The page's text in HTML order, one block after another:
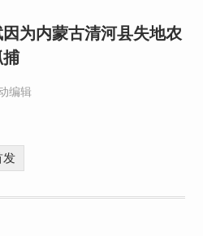
为内蒙古清河县失地农
编辑
发